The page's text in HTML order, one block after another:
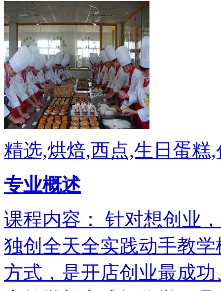
精选,烘焙,西点,生日蛋糕
专业概述
课程内容： 针对想创业
独创全天全实践动手教
方式，是开店创业最成